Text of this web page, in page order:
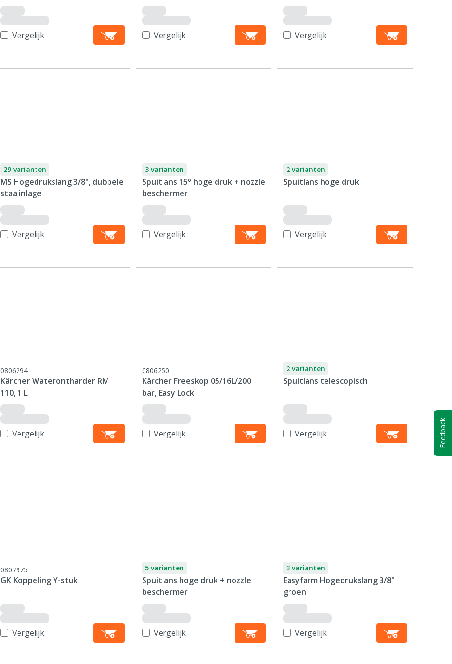
Vergelijk Vergelijk Vergelijk
29 varianten
MS Hogedrukslang 3/8", dubbele
staalinlage
Vergelijk
3 varianten
Spuitlans 15º hoge druk + nozzle
beschermer
Vergelijk
2 varianten
Spuitlans hoge druk
Vergelijk
0806294
Kärcher Waterontharder RM
110, 1 L
Vergelijk
0806250
Kärcher Freeskop 05/16L/200
bar, Easy Lock
Vergelijk
2 varianten
Spuitlans telescopisch
Vergelijk
0807975
GK Koppeling Y-stuk
Vergelijk
5 varianten
Spuitlans hoge druk + nozzle
beschermer
Vergelijk
3 varianten
Easyfarm Hogedrukslang 3/8"
groen
Vergelijk
Feedback